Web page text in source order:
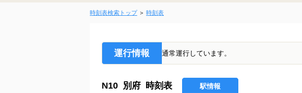
時刻表検索トップ 時刻表
運行情報 通常運行しています。
N10 別府 時刻表 駅情報